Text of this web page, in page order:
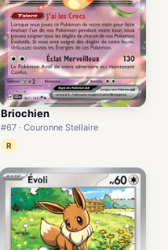
Briochien
#67 · Couronne Stellaire
R